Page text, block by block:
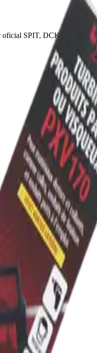
oficial SPIT, DCK y Outil